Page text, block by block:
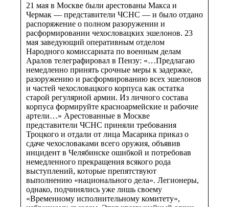
21 мая в Москве были арестованы Макса и
Чермак — представители ЧСНС — и было отдано
распоряжение о полном разоружении и
расформировании чехословацких эшелонов. 23
мая заведующий оперативным отделом
Народного комиссариата по военным делам
Аралов телеграфировал в Пензу: «…Предлагаю
немедленно принять срочные меры к задержке,
разоружению и расформированию всех эшелонов
и частей чехословацкого корпуса как остатка
старой регулярной армии. Из личного состава
корпуса формируйте красноармейские и рабочие
артели…» Арестованные в Москве
представители ЧСНС приняли требования
Троцкого и отдали от лица Масарика приказ о
сдаче чехословаками всего оружия, объявив
инцидент в Челябинске ошибкой и потребовав
немедленного прекращения всякого рода
выступлений, которые препятствуют
выполнению «национального дела». Легионеры,
однако, подчинялись уже лишь своему
«Временному исполнительному комитету»,